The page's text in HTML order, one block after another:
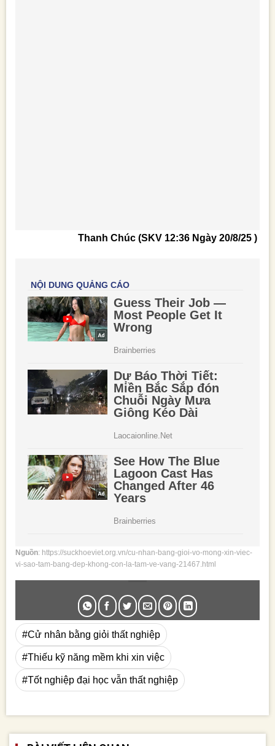
Thanh Chúc (SKV 12:36 Ngày 20/8/25 )
Nguồn: https://suckhoeviet.org.vn/cu-nhan-bang-gioi-vo-mong-xin-viec-
vi-sao-tam-bang-dep-khong-con-la-tam-ve-vang-21467.html
#Cử nhân bằng giỏi thất nghiệp
#Thiếu kỹ năng mềm khi xin việc
#Tốt nghiệp đại học vẫn thất nghiệp